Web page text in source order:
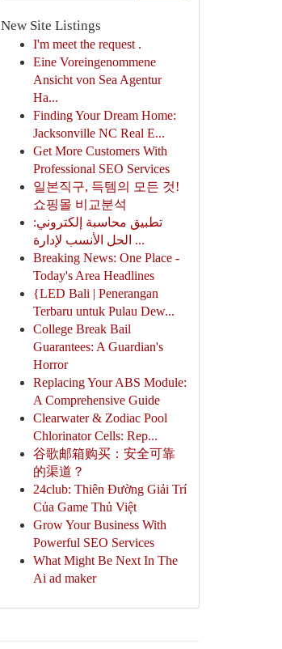
New Site Listings
I'm meet the request .
Eine Voreingenommene
Ansicht von Sea Agentur
Ha...
Finding Your Dream Home:
Jacksonville NC Real E...
Get More Customers With
Professional SEO Services
일본직구, 득템의 모든 것!
쇼핑몰 비교분석
تطبيق محاسبة إلكتروني:
الحل الأنسب لإدارة ...
Breaking News: One Place -
Today's Area Headlines
{LED Bali | Penerangan
Terbaru untuk Pulau Dew...
College Break Bail
Guarantees: A Guardian's
Horror
Replacing Your ABS Module:
A Comprehensive Guide
Clearwater & Zodiac Pool
Chlorinator Cells: Rep...
谷歌邮箱购买：安全可靠
的渠道？
24club: Thiên Đường Giải Trí
Của Game Thủ Việt
Grow Your Business With
Powerful SEO Services
What Might Be Next In The
Ai ad maker